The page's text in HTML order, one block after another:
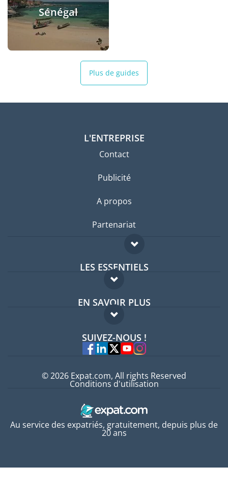
Sénégal
Plus de guides
L'ENTREPRISE
Contact
Publicité
A propos
Partenariat
LES ESSENTIELS
Forum expatriés
Guides pays
EN SAVOIR PLUS
FAQ
Experts
SUIVEZ-NOUS !
Au service des expatriés, gratuitement, depuis plus de
20 ans
© 2026 Expat.com, All rights Reserved
Conditions d'utilisation